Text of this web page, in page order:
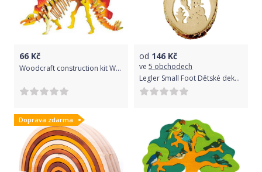
66 Kč
Woodcraft construction kit Woodcraft Dřevěné 3D puzzle malý Stegosaurus
od 146 Kč
ve 5 obchodech
Legler Small Foot Dětské dekorace přírodní obrazky zima 10 ks
Doprava zdarma